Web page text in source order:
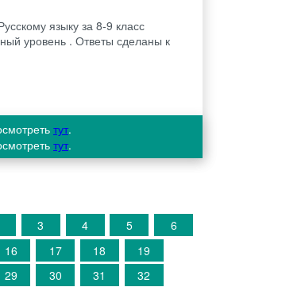
языку за 8‐9 класс
уровень . Ответы сделаны к
тут.
тут.
3 4 5
6
16 17 18
19
29 30 31
32